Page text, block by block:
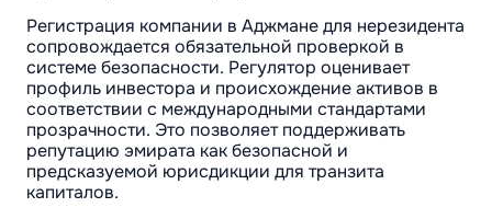
Регистрация компании в Аджмане для нерезидента
сопровождается обязательной проверкой в
системе безопасности. Регулятор оценивает
профиль инвестора и происхождение активов в
соответствии с международными стандартами
прозрачности. Это позволяет поддерживать
репутацию эмирата как безопасной и
предсказуемой юрисдикции для транзита
капиталов.